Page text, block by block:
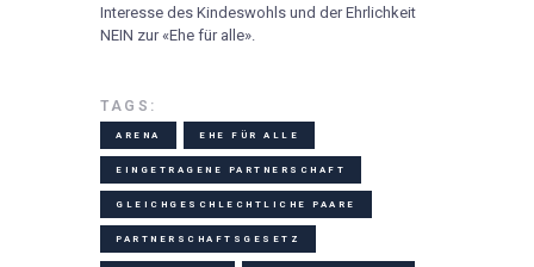
Interesse des Kindeswohls und der Ehrlichkeit
NEIN zur «Ehe für alle».
TAGS:
ARENA EHE FÜR ALLE
EINGETRAGENE PARTNERSCHAFT
GLEICHGESCHLECHTLICHE PAARE
PARTNERSCHAFTSGESETZ